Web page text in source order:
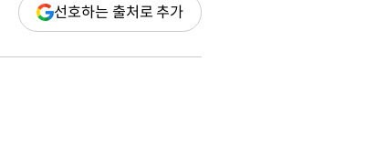
선호하는 출처로 추가(새
창
열림)